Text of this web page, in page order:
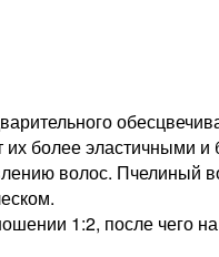
более эластичными
волос. Пчелиный
1:2, после чего